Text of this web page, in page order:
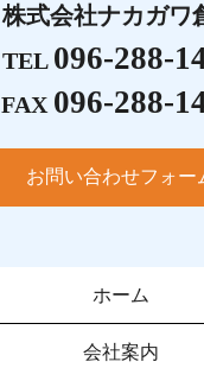
株式会社ナカガワ
TEL 096-288-
FAX 096-288-
お問い合わせフォー
ホーム
会社案内